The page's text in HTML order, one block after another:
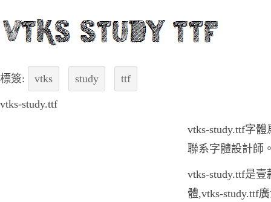
標簽: vtks study ttf
vtks-study.ttf
vtks-study.ttf字
聯系字體設計師
vtks-study.ttf是
體,vtks-study.ttf